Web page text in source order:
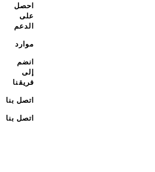
احصل
على
الدعم
موارد
انضم
إلى
فريقنا
اتصل بنا
اتصل بنا